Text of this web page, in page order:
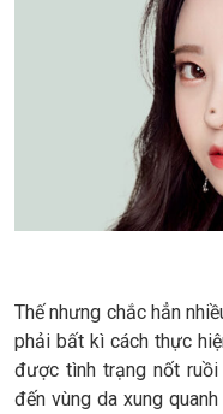
Thế nhưng chắc hẳn
phải bất kì cách thực
được tình trạng nốt ruồi
đến vùng da xung